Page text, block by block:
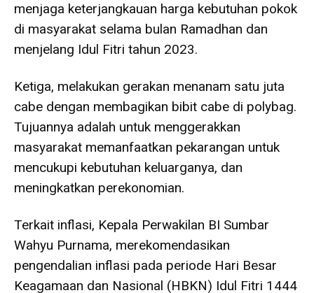
menjaga keterjangkauan harga kebutuhan pokok
di masyarakat selama bulan Ramadhan dan
menjelang Idul Fitri tahun 2023.
Ketiga, melakukan gerakan menanam satu juta
cabe dengan membagikan bibit cabe di polybag.
Tujuannya adalah untuk menggerakkan
masyarakat memanfaatkan pekarangan untuk
mencukupi kebutuhan keluarganya, dan
meningkatkan perekonomian.
Terkait inflasi, Kepala Perwakilan BI Sumbar
Wahyu Purnama, merekomendasikan
pengendalian inflasi pada periode Hari Besar
Keagamaan dan Nasional (HBKN) Idul Fitri 1444